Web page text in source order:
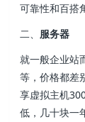
可靠性和百搭
二、 服务器
就一般企业站
等，价格都差
享虚拟主机
低，几十块一